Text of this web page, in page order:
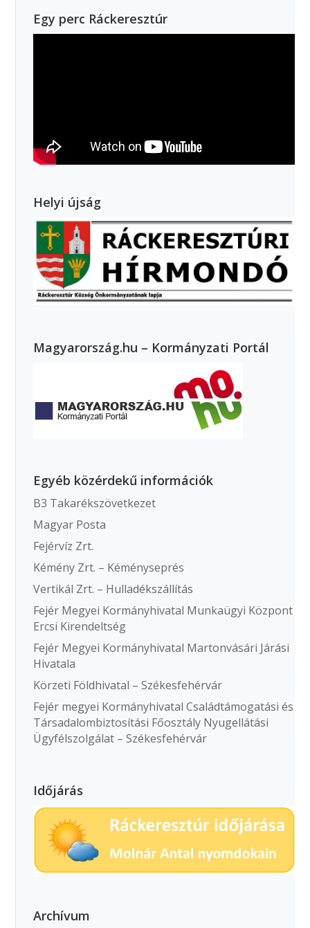
Egy perc Ráckeresztúr
Helyi újság
Magyarország.hu – Kormányzati Portál
Egyéb közérdekű információk
B3 Takarékszövetkezet
Magyar Posta
Fejérvíz Zrt.
Kémény Zrt. – Kéményseprés
Vertikál Zrt. – Hulladékszállítás
Fejér Megyei Kormányhivatal Munkaügyi Központ
Ercsi Kirendeltség
Fejér Megyei Kormányhivatal Martonvásári Járási
Hivatala
Körzeti Földhivatal – Székesfehérvár
Fejér megyei Kormányhivatal Családtámogatási és
Társadalombiztosítási Főosztály Nyugellátási
Ügyfélszolgálat – Székesfehérvár
Időjárás
Archívum